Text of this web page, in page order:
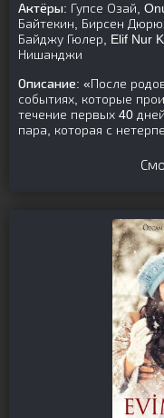
Актёры: Гупсе Озай,
Байтекин, Бирсен
Байджу Гюлер, Elif Nur
Нишанджи
Описание: «После
событиях, которые
течение первых 40
пара, которая с